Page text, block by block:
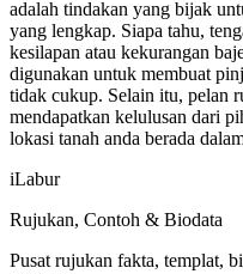
adalah tindakan yang bijak
yang lengkap. Siapa tahu,
kesilapan atau kekurangan
digunakan untuk membuat
tidak cukup. Selain itu, pelan
mendapatkan kelulusan dari
lokasi tanah anda berada
iLabur
Rujukan, Contoh & Biodata
Pusat rujukan fakta, templat,